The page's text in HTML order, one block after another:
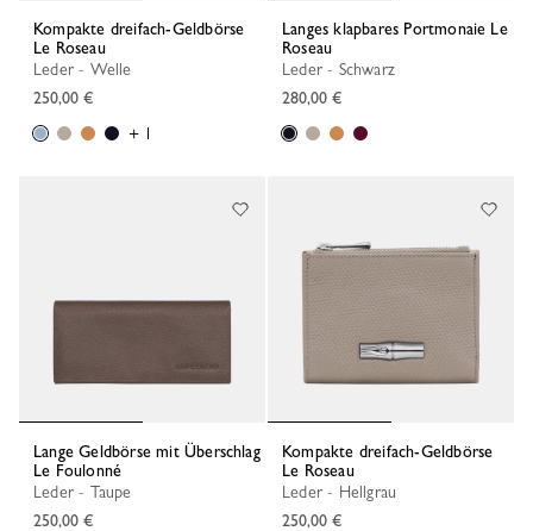
Kompakte dreifach-Geldbörse
Le Roseau
Leder - Welle
250,00 €
+ 1
Langes klapbares Portmonaie Le
Roseau
Leder - Schwarz
280,00 €
Lange Geldbörse mit Überschlag
Le Foulonné
Leder - Taupe
250,00 €
Kompakte dreifach-Geldbörse
Le Roseau
Leder - Hellgrau
250,00 €